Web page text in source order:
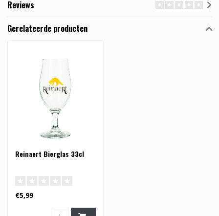
Reviews
Gerelateerde producten
Reinaert Bierglas 33cl
€5,99